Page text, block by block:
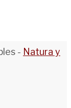
- Natura y